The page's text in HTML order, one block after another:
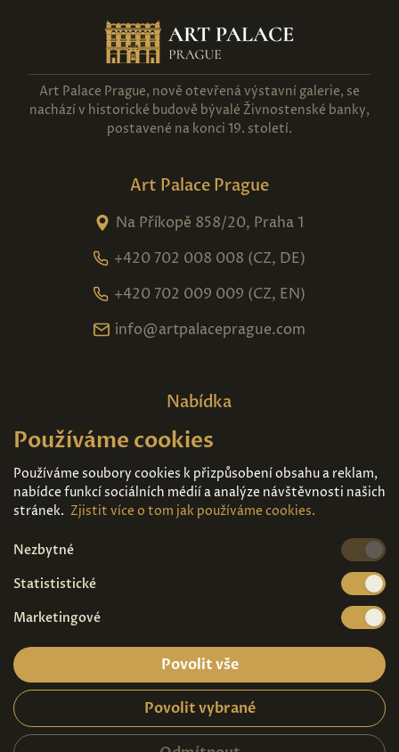
Art Palace Prague, nově otevřená výstavní galerie, se
nachází v historické budově bývalé Živnostenské banky,
postavené na konci 19. století.
Art Palace Prague
Na Příkopě 858/20, Praha 1
+420 702 008 008 (CZ, DE)
+420 702 009 009 (CZ, EN)
info@artpalaceprague.com
Nabídka
Domů
Expozice
Kontakt
Díla k prodeji
Vstupenky
2026© Copyright - Art Palace Prague s.r.o.
Ochrana osobních údajů|Návštěvní řád
Používáme cookies
Používáme soubory cookies k přizpůsobení obsahu a reklam,
nabídce funkcí sociálních médií a analýze návštěvnosti našich
stránek. Zjistit více o tom jak používáme cookies.
Nezbytné
Statististické
Marketingové
Povolit vše
Povolit vybrané